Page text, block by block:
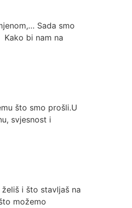
Sada smo
bi nam na
što smo prošli.U
svjesnost i
i što stavljaš na
možemo